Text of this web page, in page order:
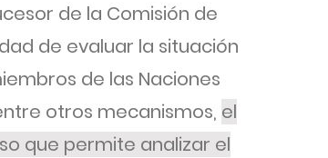
de la Comisión de
de evaluar la situación
de las Naciones
otros mecanismos, el
que permite analizar el